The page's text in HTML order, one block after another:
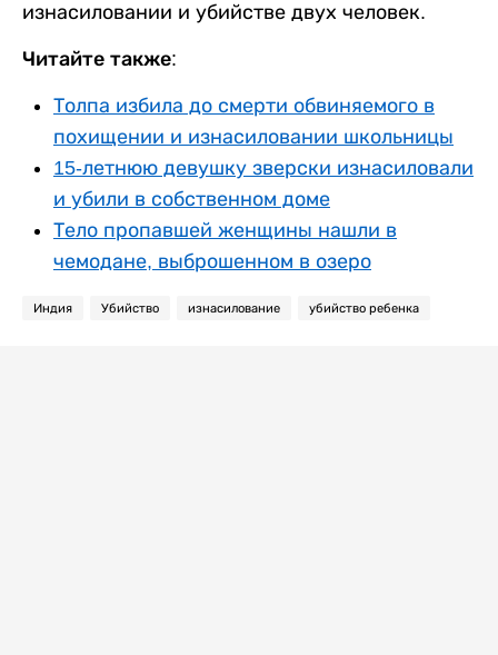
изнасиловании и убийстве двух человек.
Читайте также:
Толпа избила до смерти обвиняемого в
похищении и изнасиловании школьницы
15-летнюю девушку зверски изнасиловали
и убили в собственном доме
Тело пропавшей женщины нашли в
чемодане, выброшенном в озеро
Индия Убийство изнасилование убийство ребенка